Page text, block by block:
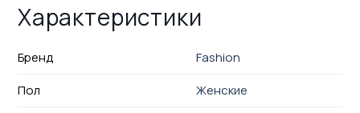
Характеристики
Бренд
Fashion
Пол
Женские